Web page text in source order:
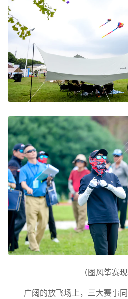
（图风筝赛现
广阔的放飞场上，三大赛事